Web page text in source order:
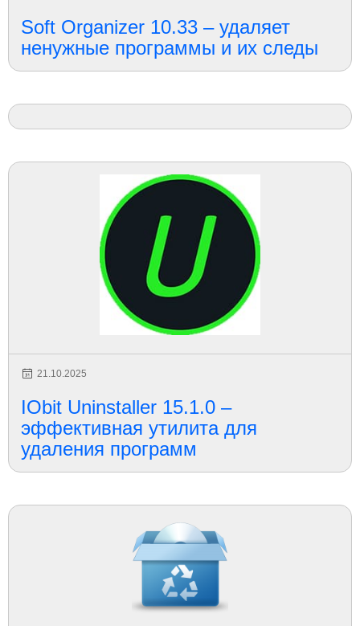
Soft Organizer 10.33 – удаляет
ненужные программы и их следы
21.10.2025
IObit Uninstaller 15.1.0 –
эффективная утилита для
удаления программ